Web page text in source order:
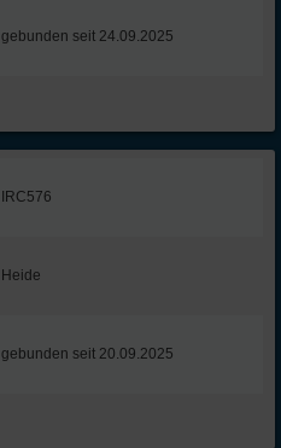
gebunden seit 24.09.2025
IRC576
Heide
gebunden seit 20.09.2025